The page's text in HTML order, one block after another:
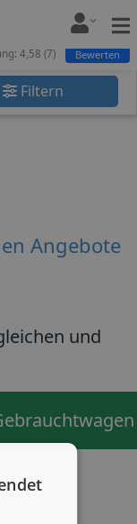
Filtern
4,58 (7) Bewerten
Angebote
und